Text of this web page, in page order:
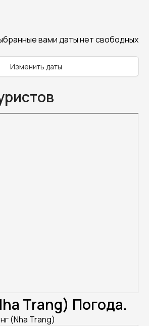
вами даты нет свободных
Изменить даты
Trang) Погода.
(Nha Trang)